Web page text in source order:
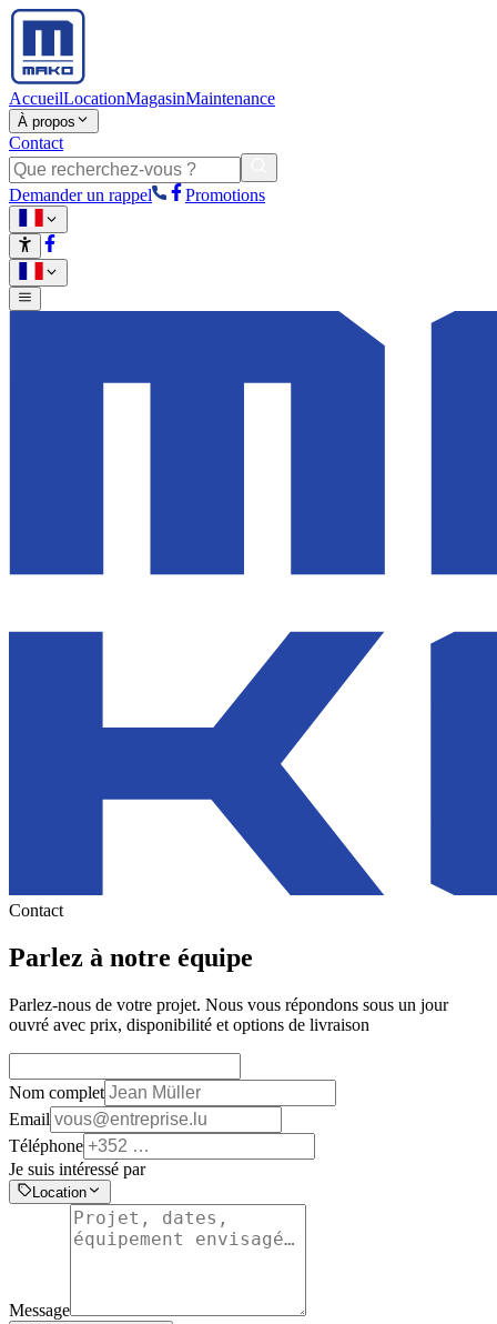
AccueilLocationMagasinMaintenance
À propos
Contact
Demander un rappel Promotions
Contact
Parlez à notre équipe
Parlez-nous de votre projet. Nous vous répondons sous un jour
ouvré avec prix, disponibilité et options de livraison
Nom complet
Email
Téléphone
Je suis intéressé par
Location
Message